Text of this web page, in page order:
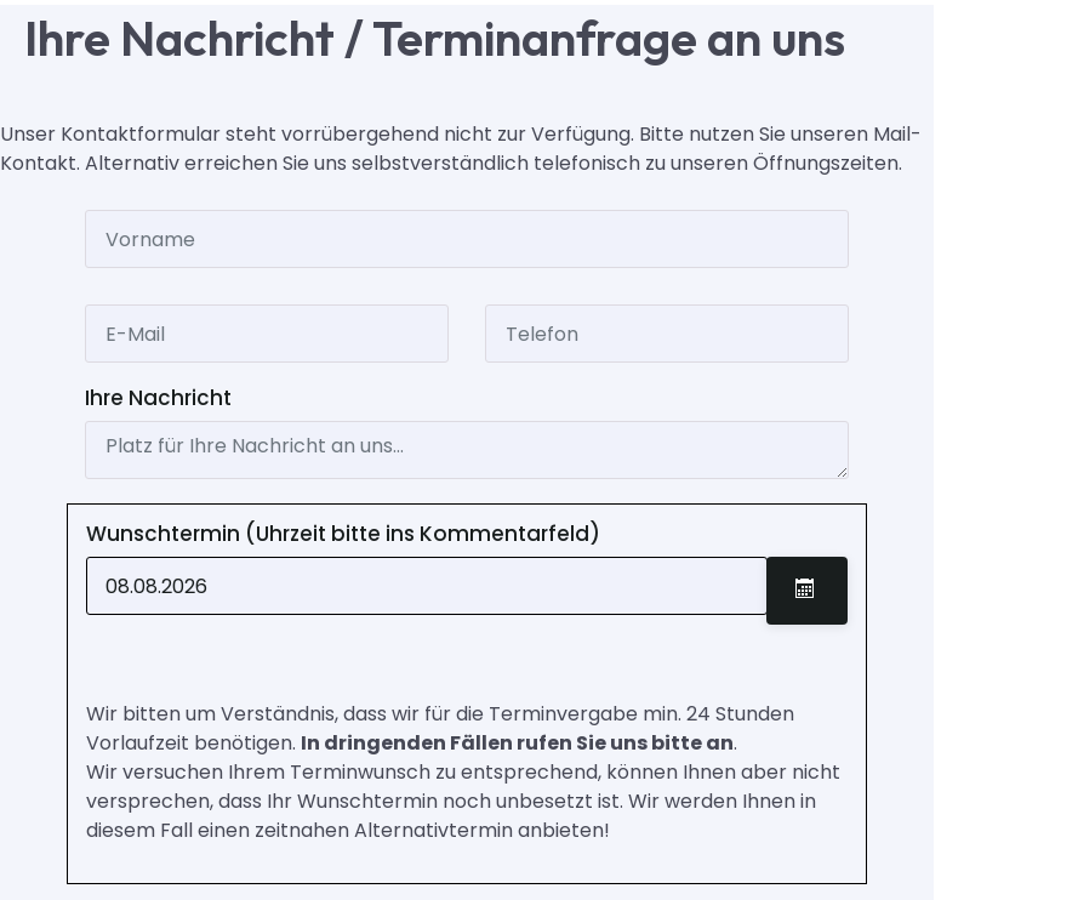
Ihre Nachricht / Terminanfrage an uns
Unser Kontaktformular steht vorrübergehend nicht zur Verfügung. Bitte nutzen Sie unseren Mail-
Kontakt. Alternativ erreichen Sie uns selbstverständlich telefonisch zu unseren Öffnungszeiten.
Name
E-Mail Telefon
Ihre Nachricht
Wunschtermin (Uhrzeit bitte ins Kommentarfeld)
Kalender öffnen
Wir bitten um Verständnis, dass wir für die Terminvergabe min. 24 Stunden
Vorlaufzeit benötigen. In dringenden Fällen rufen Sie uns bitte an.
Wir versuchen Ihrem Terminwunsch zu entsprechend, können Ihnen aber nicht
versprechen, dass Ihr Wunschtermin noch unbesetzt ist. Wir werden Ihnen in
diesem Fall einen zeitnahen Alternativtermin anbieten!